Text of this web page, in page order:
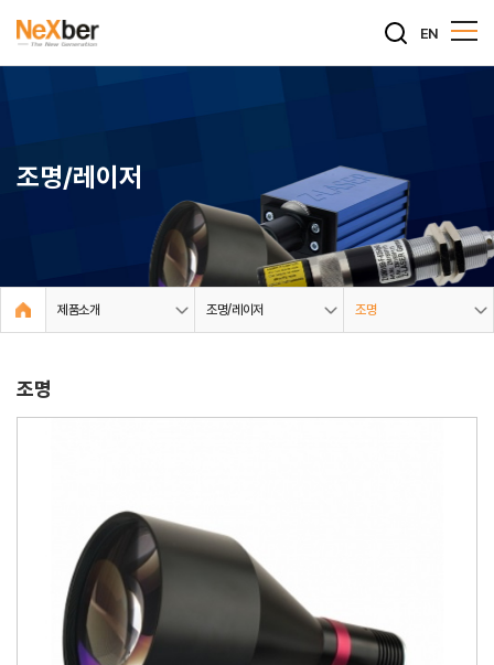
EN
조명/레이저
제품소개 조명/레이저 조명
조명